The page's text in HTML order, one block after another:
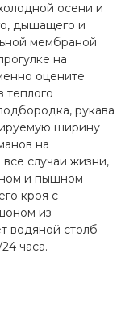
осени и
дышащего и
мембраной
на
оцените
теплого
рукава
ширину
на
случаи жизни,
и пышном
кроя с
из
водяной столб
часа.